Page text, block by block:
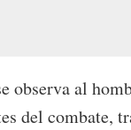
observa al
del combate,